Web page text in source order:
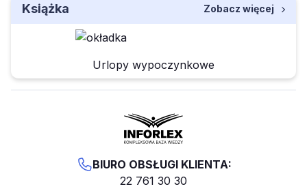
Książka Zobacz więcej
Urlopy wypoczynkowe
BIURO OBSŁUGI KLIENTA:
22 761 30 30